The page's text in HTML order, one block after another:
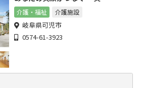
介護・福祉 介護施設
岐阜県可児市
0574-61-3923